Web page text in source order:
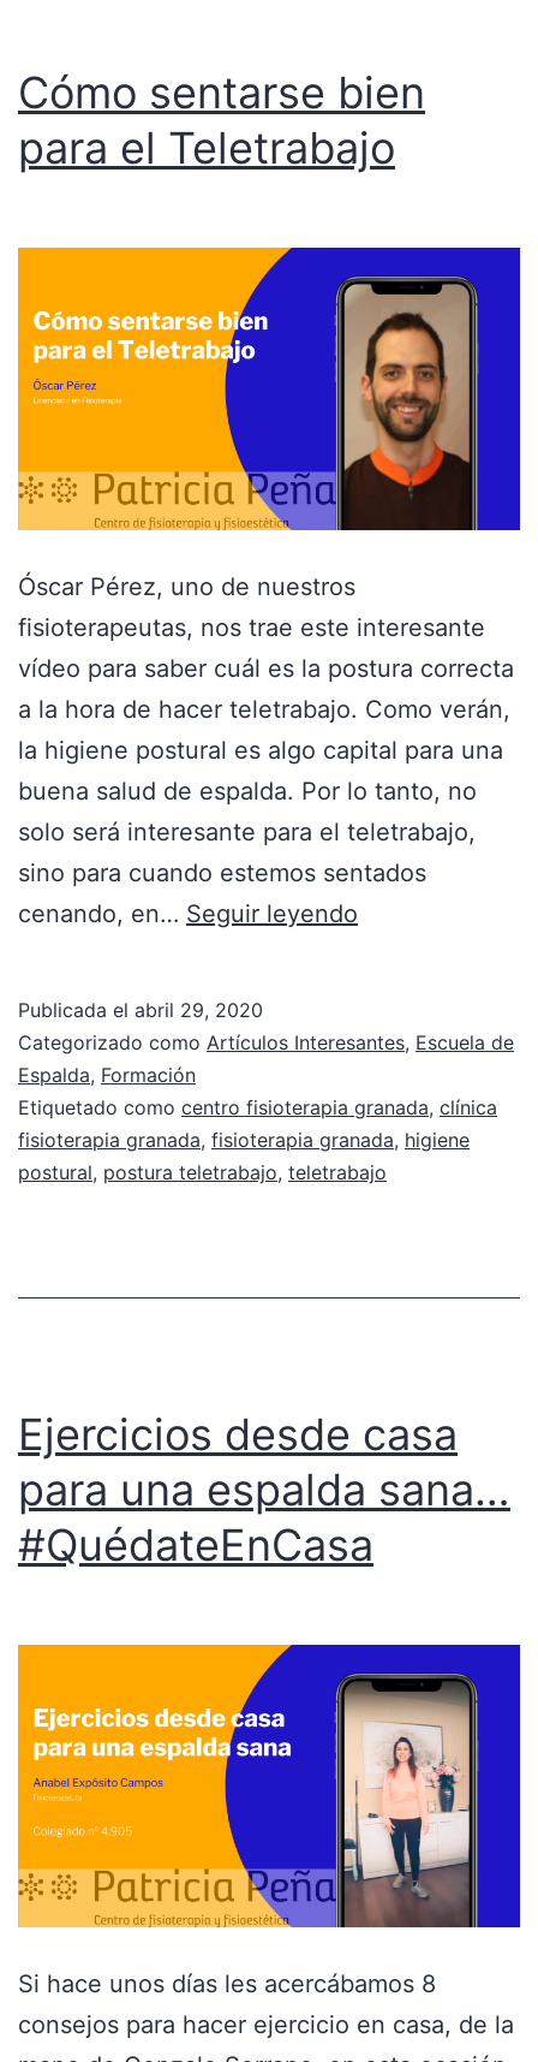
Cómo sentarse bien
para el Teletrabajo
Óscar Pérez, uno de nuestros
fisioterapeutas, nos trae este interesante
vídeo para saber cuál es la postura correcta
a la hora de hacer teletrabajo. Como verán,
la higiene postural es algo capital para una
buena salud de espalda. Por lo tanto, no
solo será interesante para el teletrabajo,
sino para cuando estemos sentados
cenando, en… Seguir leyendo
Publicada el abril 29, 2020
Categorizado como Artículos Interesantes, Escuela de
Espalda, Formación
Etiquetado como centro fisioterapia granada, clínica
fisioterapia granada, fisioterapia granada, higiene
postural, postura teletrabajo, teletrabajo
Ejercicios desde casa
para una espalda sana…
#QuédateEnCasa
Si hace unos días les acercábamos 8
consejos para hacer ejercicio en casa, de la